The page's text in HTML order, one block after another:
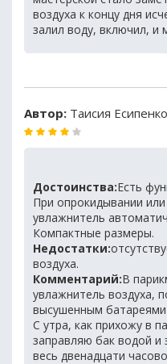
воздуха к концу дня
залил воду, включил, и
Автор: Таисия Есипенко
Достоинства:Есть
При опрокидывании
увлажнитель
Компактные размеры.
Недостатки:
воздуха.
Комментарий:В
увлажнитель воздуха,
высушенным
С утра, как прихожу в
заправляю бак водой и
весь двенадцати